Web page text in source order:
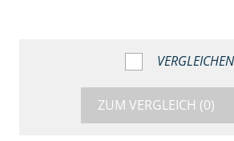
VERGLEICHEN
ZUM VERGLEICH (0)